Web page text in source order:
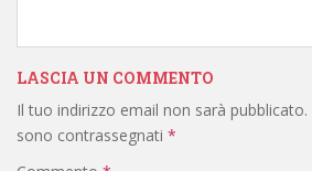
LASCIA UN COMMENTO
Il tuo indirizzo email non sarà pubblicato.
sono contrassegnati *